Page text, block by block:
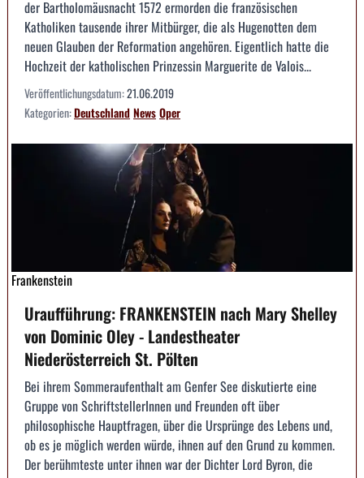
der Bartholomäusnacht 1572 ermorden die französischen
Katholiken tausende ihrer Mitbürger, die als Hugenotten dem
neuen Glauben der Reformation angehören. Eigentlich hatte die
Hochzeit der katholischen Prinzessin Marguerite de Valois...
Veröffentlichungsdatum:21.06.2019
Kategorien:DeutschlandNewsOper
Frankenstein
Uraufführung: FRANKENSTEIN nach Mary Shelley
von Dominic Oley - Landestheater
Niederösterreich St. Pölten
Bei ihrem Sommeraufenthalt am Genfer See diskutierte eine
Gruppe von SchriftstellerInnen und Freunden oft über
philosophische Hauptfragen, über die Ursprünge des Lebens und,
ob es je möglich werden würde, ihnen auf den Grund zu kommen.
Der berühmteste unter ihnen war der Dichter Lord Byron, die